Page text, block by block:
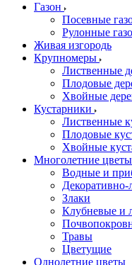
Газон
Посевные
Рулонные
Живая изгородь
Крупномеры
Лиственные
Плодовые
Хвойные
Кустарники
Лиственные
Плодовые
Хвойные
Многолетние цветы
Водные и
Злаки
Клубневые и
Травы
Цветущие
Однолетние цветы